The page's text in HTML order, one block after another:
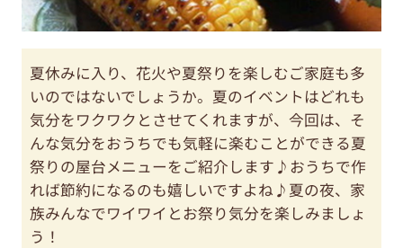
夏休みに入り、花火や夏祭りを楽しむご家庭も多
いのではないでしょうか。夏のイベントはどれも
気分をワクワクとさせてくれますが、今回は、そ
んな気分をおうちでも気軽に楽むことができる夏
祭りの屋台メニューをご紹介します♪おうちで作
れば節約になるのも嬉しいですよね♪夏の夜、家
族みんなでワイワイとお祭り気分を楽しみましょ
う！